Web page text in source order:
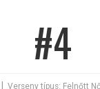
#4
Verseny típus: Felnőtt